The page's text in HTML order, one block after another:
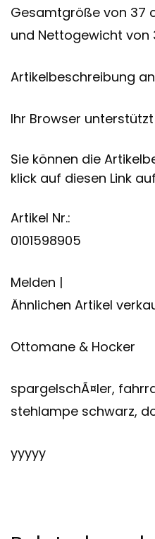
Gesamtgröße von 37
und Nettogewicht von
Artikelbeschreibung
Ihr Browser
Sie können die
klick auf diesen Link
Artikel Nr.:
0101598905
Melden |
Ähnlichen Artikel
Ottomane & Hocker
spargelschÃ¤ler,
stehlampe schwarz,
yyyyy